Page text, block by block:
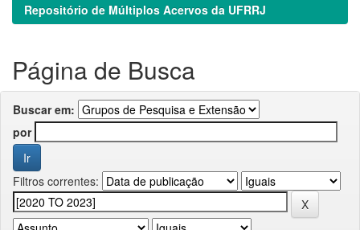
Repositório de Múltiplos Acervos da UFRRJ
Página de Busca
Buscar em:
por
Filtros correntes: